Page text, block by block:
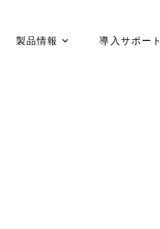
製品情報 導入サポート